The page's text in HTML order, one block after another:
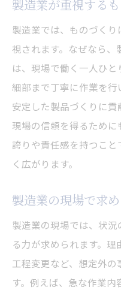
製造業が重視する
製造業では、ものづく
視されます。なぜなら、
は、現場で働く一人ひと
細部まで丁寧に作業を行
安定した製品づくりに貢
現場の信頼を得るため
誇りや責任感を持つこと
く広がります。
製造業の現場で求
製造業の現場では、状
る力が求められます。
工程変更など、想定外
す。例えば、急な作業